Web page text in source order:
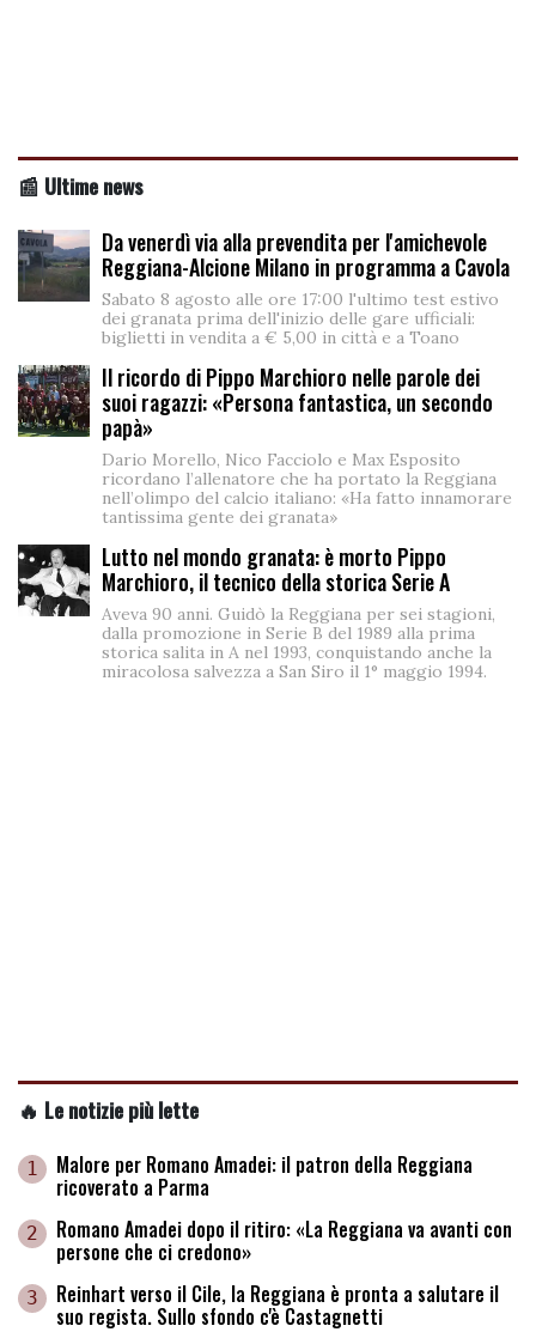
📰 Ultime news
Da venerdì via alla prevendita per l'amichevole
Reggiana-Alcione Milano in programma a Cavola
Sabato 8 agosto alle ore 17:00 l'ultimo test estivo
dei granata prima dell'inizio delle gare ufficiali:
biglietti in vendita a € 5,00 in città e a Toano
Il ricordo di Pippo Marchioro nelle parole dei
suoi ragazzi: «Persona fantastica, un secondo
papà»
Dario Morello, Nico Facciolo e Max Esposito
ricordano l’allenatore che ha portato la Reggiana
nell’olimpo del calcio italiano: «Ha fatto innamorare
tantissima gente dei granata»
Lutto nel mondo granata: è morto Pippo
Marchioro, il tecnico della storica Serie A
Aveva 90 anni. Guidò la Reggiana per sei stagioni,
dalla promozione in Serie B del 1989 alla prima
storica salita in A nel 1993, conquistando anche la
miracolosa salvezza a San Siro il 1° maggio 1994.
🔥 Le notizie più lette
1 Malore per Romano Amadei: il patron della Reggiana
ricoverato a Parma
2 Romano Amadei dopo il ritiro: «La Reggiana va avanti con
persone che ci credono»
3 Reinhart verso il Cile, la Reggiana è pronta a salutare il
suo regista. Sullo sfondo c'è Castagnetti